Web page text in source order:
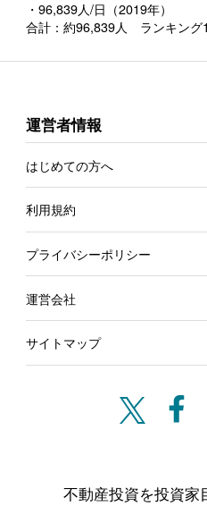
・96,839人/日（2019年）
合計：約96,839人 ランキング
運営者情報
はじめての方へ
利用規約
プライバシーポリシー
運営会社
サイトマップ
不動産投資を投資